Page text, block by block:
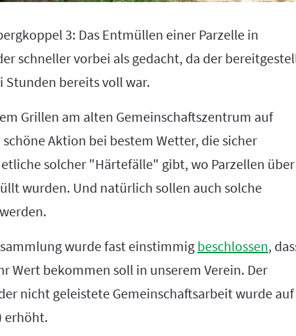
3: Das Entmüllen einer Parzelle in
schneller vorbei als gedacht, da der
Stunden bereits voll war.
Grillen am alten Gemeinschaftszentrum auf
Aktion bei bestem Wetter, die sicher
solcher "Härtefälle" gibt, wo Parzellen über
wurden. Und natürlich sollen auch solche
wurde fast einstimmig beschlossen,
Wert bekommen soll in unserem Verein. Der
nicht geleistete Gemeinschaftsarbeit wurde auf
erhöht.